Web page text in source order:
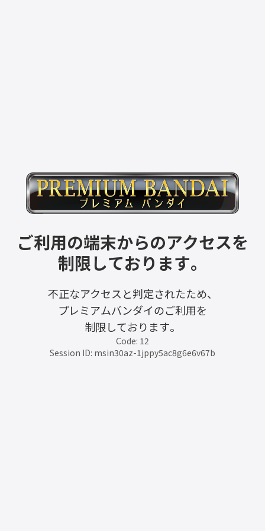
ご利用の端末からのアクセスを
制限しております。
不正なアクセスと判定されたため、
プレミアムバンダイのご利用を
制限しております。
Code: 12
Session ID: msin30az-1jppy5ac8g6e6v67b